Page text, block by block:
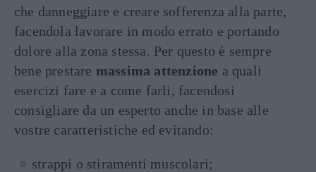
che danneggiare e creare sofferenza alla parte,
facendola lavorare in modo errato e portando
dolore alla zona stessa. Per questo è sempre
bene prestare massima attenzione a quali
esercizi fare e a come farli, facendosi
consigliare da un esperto anche in base alle
vostre caratteristiche ed evitando:
strappi o stiramenti muscolari;